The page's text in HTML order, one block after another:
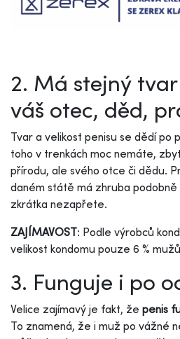
2. Má stejný
váš otec, děd,
Tvar a velikost penisu se dědí po
toho v trenkách moc nemáte,
přírodu, ale svého otce či dědu.
daném státě má zhruba podobně
zkrátka nezapřete.
ZAJÍMAVOST: Podle výrobců
velikost kondomu pouze 6 %
3. Funguje i po
Velice zajímavý je fakt, že penis
To znamená, že i muž po vážné